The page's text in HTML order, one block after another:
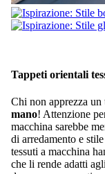
Tappeti orientali
Chi non apprezza
mano! Attenzione
macchina sarebbe
di arredamento e
tessuti a macchina
che li rende adatti